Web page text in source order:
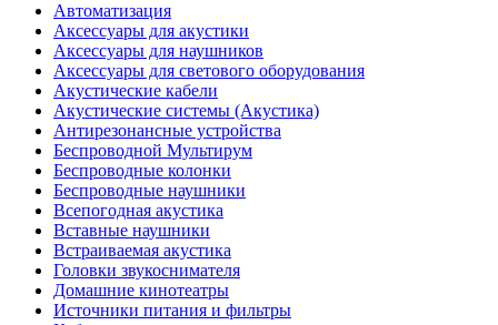
Автоматизация
Аксессуары для акустики
Аксессуары для наушников
Аксессуары для светового оборудования
Акустические кабели
Акустические системы (Акустика)
Антирезонансные устройства
Беспроводной Мультирум
Беспроводные колонки
Беспроводные наушники
Всепогодная акустика
Вставные наушники
Встраиваемая акустика
Головки звукоснимателя
Домашние кинотеатры
Источники питания и фильтры